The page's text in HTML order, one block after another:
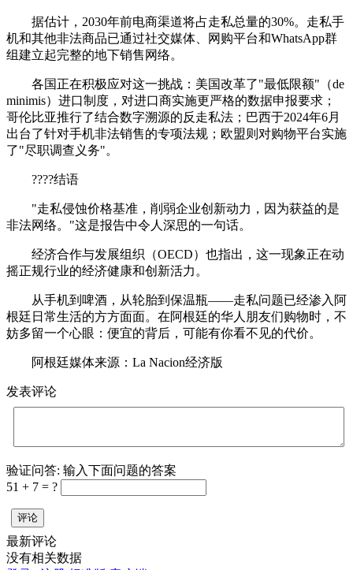
据估计，2030年前电商渠道将占走私总量的30%。走私手
机和其他非法商品已通过社交媒体、网购平台和WhatsApp群
组建立起完整的地下销售网络。
各国正在积极应对这一挑战：美国改革了"最低限额"（de
minimis）进口制度，对进口商实施更严格的数据申报要求；
哥伦比亚推行了结合数字溯源的反走私法；巴西于2024年6月
出台了针对手机非法销售的专项法规；欧盟则对购物平台实施
了"尽职调查义务"。
????结语
"走私侵蚀价格基准，削弱企业创新动力，因为获益的是
非法网络。"这是报告中令人深思的一句话。
经济合作与发展组织（OECD）也指出，这一现象正在动
摇正规行业的经济健康和创新活力。
从手机到啤酒，从轮胎到保温瓶——走私问题已经渗入阿
根廷日常生活的方方面面。在阿根廷的华人朋友们购物时，不
妨多留一个心眼：便宜的背后，可能有你看不见的代价。
阿根廷媒体来源：La Nacion经济版
发表评论
验证问答: 输入下面问题的答案
51 + 7 = ?
评论
最新评论
没有相关数据